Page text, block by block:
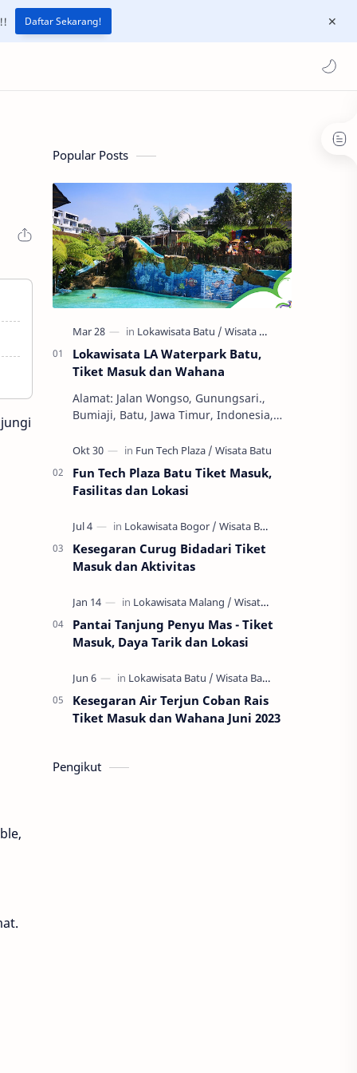
Daftar Sekarang!
Popular Posts
Lokawisata LA Waterpark Batu,
Tiket Masuk dan Wahana
Alamat: Jalan Wongso, Gunungsari.,
Bumiaji, Batu, Jawa Timur, Indonesia,
Ekonomi dan Bisnis, S1, SWASTA, Teknik
Ha…
Fun Tech Plaza Batu Tiket Masuk,
Fasilitas dan Lokasi
Kesegaran Curug Bidadari Tiket
Masuk dan Aktivitas
Pantai Tanjung Penyu Mas - Tiket
Masuk, Daya Tarik dan Lokasi
Kesegaran Air Terjun Coban Rais
Tiket Masuk dan Wahana Juni 2023
Pengikut